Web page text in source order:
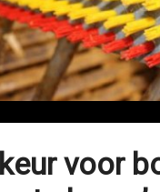
voor